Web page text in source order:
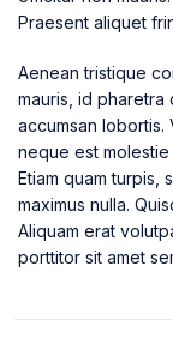
Praesent aliquet
Aenean tristique
mauris, id pharetra
accumsan lobortis.
neque est molestie
Etiam quam turpis,
maximus nulla.
Aliquam erat
porttitor sit amet